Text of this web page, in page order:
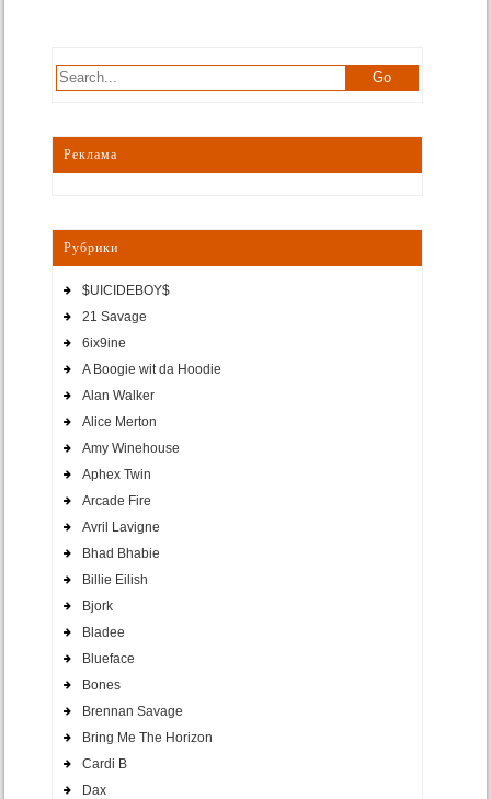
Реклама
Рубрики
$UICIDEBOY$
21 Savage
6ix9ine
A Boogie wit da Hoodie
Alan Walker
Alice Merton
Amy Winehouse
Aphex Twin
Arcade Fire
Avril Lavigne
Bhad Bhabie
Billie Eilish
Bjork
Bladee
Blueface
Bones
Brennan Savage
Bring Me The Horizon
Cardi B
Dax